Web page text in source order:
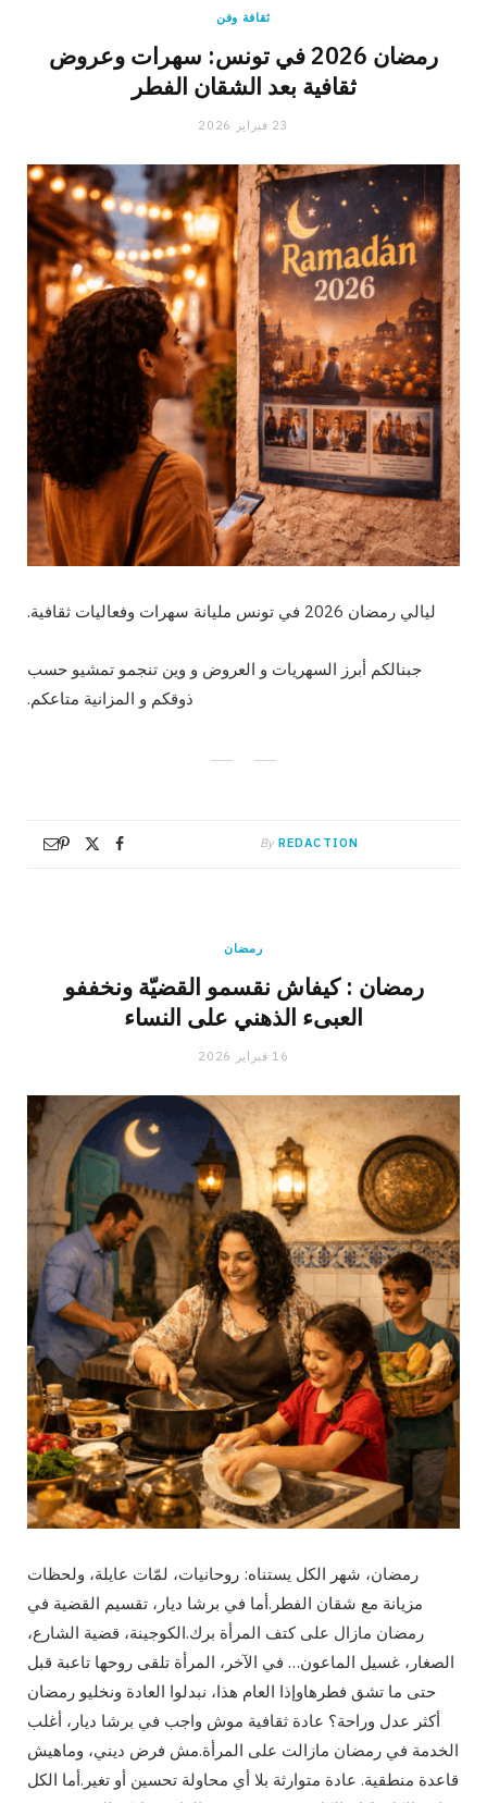
ثقافة وفن
رمضان 2026 في تونس: سهرات وعروض
ثقافية بعد الشقان الفطر
23 فبراير 2026
ليالي رمضان 2026 في تونس مليانة سهرات وفعاليات ثقافية.
جبنالكم أبرز السهريات و العروض و وين تنجمو تمشيو حسب
ذوقكم و المزانية متاعكم.
By REDACTION
رمضان
رمضان : كيفاش نقسمو القضيّة ونخففو
العبىء الذهني على النساء
16 فبراير 2026
رمضان، شهر الكل يستناه: روحانيات، لمّات عايلة، ولحظات
مزيانة مع شقان الفطر.أما في برشا ديار، تقسيم القضية في
رمضان مازال على كتف المرأة برك.الكوجينة، قضية الشارع،
الصغار، غسيل الماعون… في الآخر، المرأة تلقى روحها تاعبة قبل
حتى ما تشق فطرهاوإذا العام هذا، نبدلوا العادة ونخليو رمضان
أكثر عدل وراحة؟ عادة ثقافية موش واجب في برشا ديار، أغلب
الخدمة في رمضان مازالت على المرأة.مش فرض ديني، وماهيش
قاعدة منطقية. عادة متوارثة بلا أي محاولة تحسين أو تغير.أما الكل